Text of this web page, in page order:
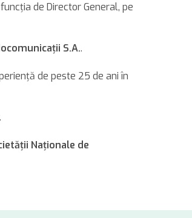
de Director General, pe
S.A..
de peste 25 de ani în
Naţionale de